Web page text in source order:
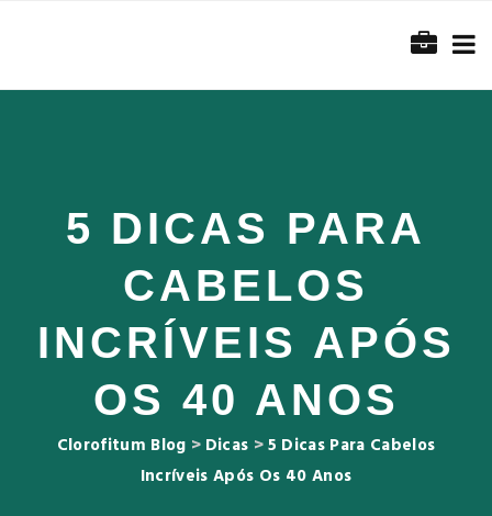
5 DICAS PARA
CABELOS
INCRÍVEIS APÓS
OS 40 ANOS
Clorofitum Blog > Dicas >5 Dicas Para Cabelos
Incríveis Após Os 40 Anos